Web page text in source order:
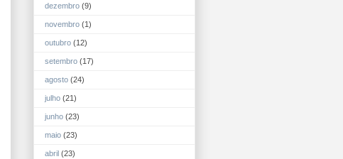
dezembro (9)
novembro (1)
outubro (12)
setembro (17)
agosto (24)
julho (21)
junho (23)
maio (23)
abril (23)